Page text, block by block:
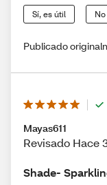
Sí, es útil
Publicado
Mayas611
Revisado Hace
Shade-